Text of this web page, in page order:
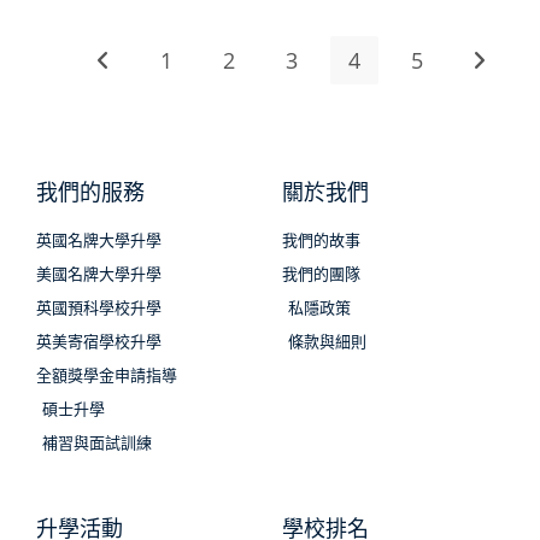
1 2 3 4 5
我們的服務
英國名牌大學升學
美國名牌大學升學
英國預科學校升學
英美寄宿學校升學
全額獎學金申請指導
碩士升學
補習與面試訓練
關於我們
我們的故事
我們的團隊
私隱政策
條款與細則
升學活動 學校排名